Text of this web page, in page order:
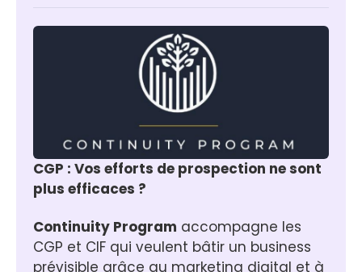
CGP : Vos efforts de prospection ne sont
plus efficaces ?
Continuity Program accompagne les
CGP et CIF qui veulent bâtir un business
prévisible grâce au marketing digital et à